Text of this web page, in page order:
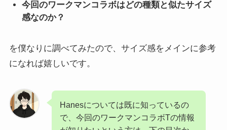
今回のワークマンコラボはどの種類と似たサイズ
感なのか？
を僕なりに調べてみたので、サイズ感をメインに参考
になれば嬉しいです。
Hanesについては既に知っているの
で、今回のワークマンコラボTの情報